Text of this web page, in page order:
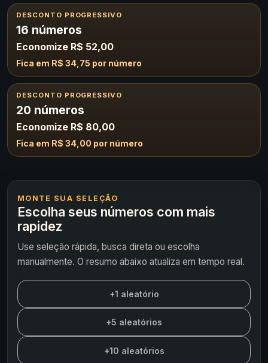
DESCONTO PROGRESSIVO
16 números
Economize R$ 52,00
Fica em R$ 34,75 por número
DESCONTO PROGRESSIVO
20 números
Economize R$ 80,00
Fica em R$ 34,00 por número
MONTE SUA SELEÇÃO
Escolha seus números com mais
rapidez
Use seleção rápida, busca direta ou escolha
manualmente. O resumo abaixo atualiza em tempo real.
+1 aleatório
+5 aleatórios
+10 aleatórios